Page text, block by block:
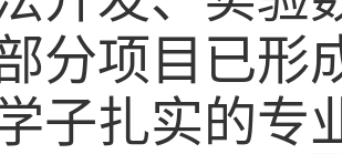
分项目已形
子扎实的专